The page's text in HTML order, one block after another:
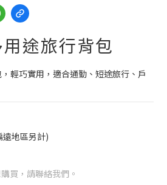
途旅行背包
輕巧實用，適合通勤、短途旅行、戶
地區另計)
買，請聯絡我們。